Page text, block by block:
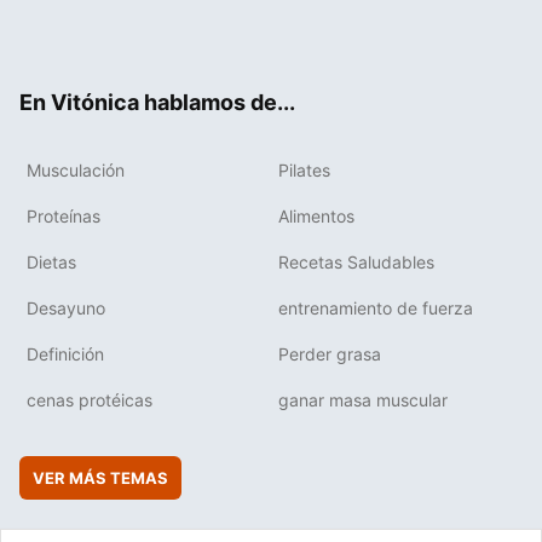
En Vitónica hablamos de...
Musculación Pilates
Proteínas Alimentos
Dietas Recetas Saludables
Desayuno entrenamiento de fuerza
Definición Perder grasa
cenas protéicas ganar masa muscular
VER MÁS TEMAS